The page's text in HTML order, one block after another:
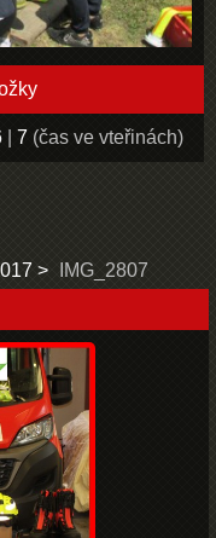
7 (čas ve vteřinách)
IMG_2807